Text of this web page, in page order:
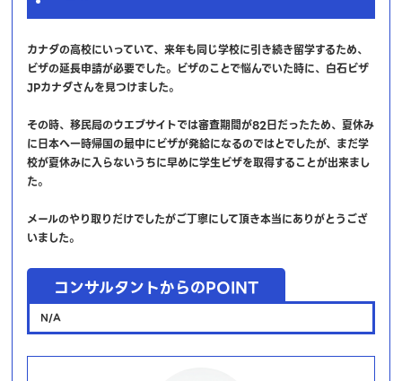
カナダの高校にいっていて、来年も同じ学校に引き続き留学するため、
ビザの延長申請が必要でした。ビザのことで悩んでいた時に、白石ビザ
JPカナダさんを見つけました。
その時、移民局のウエブサイトでは審査期間が82日だったため、夏休み
に日本へ一時帰国の最中にビザが発給になるのではとでしたが、まだ学
校が夏休みに入らないうちに早めに学生ビザを取得することが出来まし
た。
メールのやり取りだけでしたがご丁寧にして頂き本当にありがとうござ
いました。
コンサルタントからのPOINT
N/A